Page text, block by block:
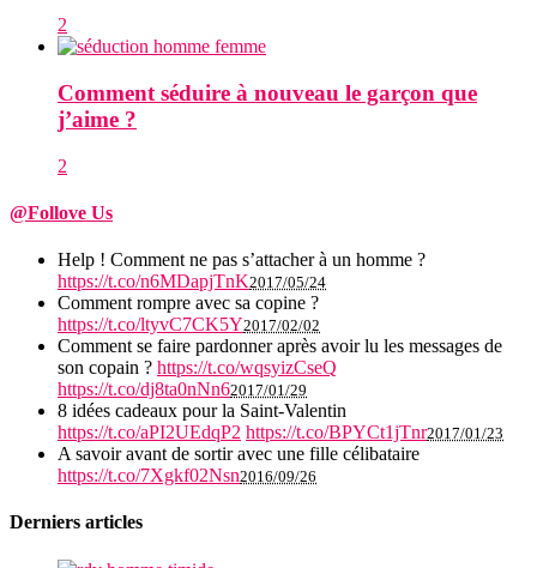
2
Comment séduire à nouveau le garçon que
j’aime ?
2
@Follove Us
Help ! Comment ne pas s’attacher à un homme ?
https://t.co/n6MDapjTnK2017/05/24
Comment rompre avec sa copine ?
https://t.co/ltyvC7CK5Y2017/02/02
Comment se faire pardonner après avoir lu les messages de
son copain ? https://t.co/wqsyizCseQ
https://t.co/dj8ta0nNn62017/01/29
8 idées cadeaux pour la Saint-Valentin
https://t.co/aPI2UEdqP2 https://t.co/BPYCt1jTnr2017/01/23
A savoir avant de sortir avec une fille célibataire
https://t.co/7Xgkf02Nsn2016/09/26
Derniers articles